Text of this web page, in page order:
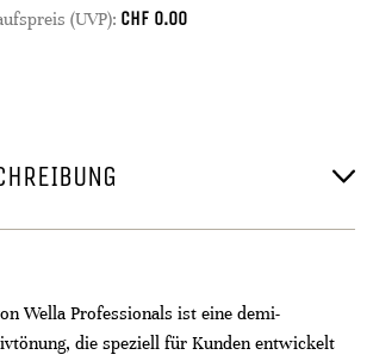
(UVP): CHF 0.00
Wella Professionals ist eine demi-
die speziell für Kunden entwickelt